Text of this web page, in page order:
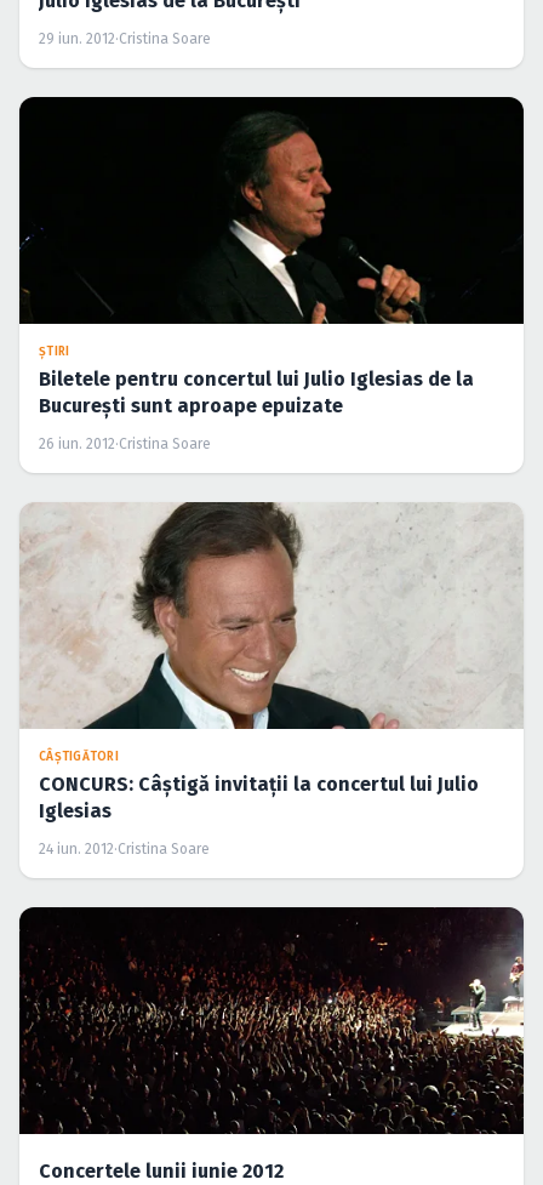
29 iun. 2012·Cristina Soare
ŞTIRI
Biletele pentru concertul lui Julio Iglesias de la
Bucureşti sunt aproape epuizate
26 iun. 2012·Cristina Soare
CÂŞTIGĂTORI
CONCURS: Câştigă invitaţii la concertul lui Julio
Iglesias
24 iun. 2012·Cristina Soare
Concertele lunii iunie 2012